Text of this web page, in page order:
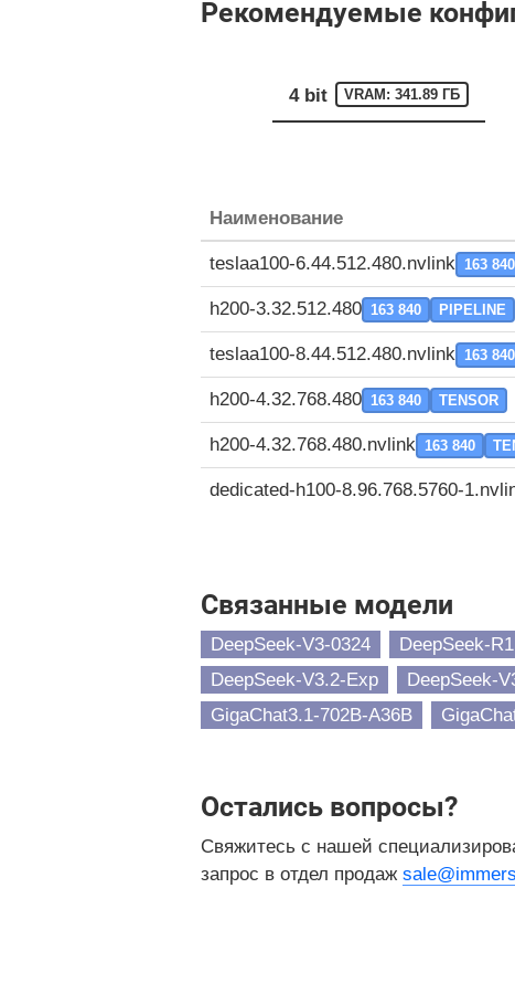
Рекомендуемые
4 bit VRAM: 341.89 ГБ
Наименование
teslaa100-6.44.512.480.nvlink 163 840
h200-3.32.512.480 163 840 PIPELINE
teslaa100-8.44.512.480.nvlink 163 840
h200-4.32.768.480 163 840 TENSOR
h200-4.32.768.480.nvlink 163 840
dedicated-h100-8.96.768.5760-
Связанные модели
DeepSeek-V3-0324 DeepSeek-R1
DeepSeek-V3.2-Exp
DeepSeek-
GigaChat3.1-702B-A36B
Остались вопросы?
Свяжитесь с нашей
запрос в отдел продаж